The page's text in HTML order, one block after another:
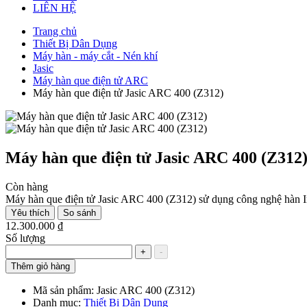
LIÊN HỆ
Trang chủ
Thiết Bị Dân Dụng
Máy hàn - máy cắt - Nén khí
Jasic
Máy hàn que điện tử ARC
Máy hàn que điện tử Jasic ARC 400 (Z312)
Máy hàn que điện tử Jasic ARC 400 (Z312)
Còn hàng
Máy hàn que điện tử Jasic ARC 400 (Z312) sử dụng công nghệ
Yêu thích So sánh
12.300.000 ₫
Số lượng
+
-
Thêm giỏ hàng
Mã sản phẩm: Jasic ARC 400 (Z312)
Danh mục: Thiết Bị Dân Dụng